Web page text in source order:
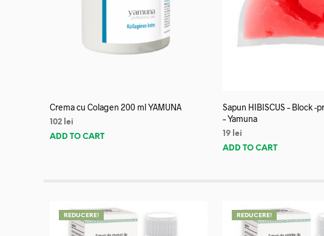
Crema cu Colagen 200 ml YAMUNA
102 lei
ADD TO CART
Sapun HIBISCUS – Block -
– Yamuna
19 lei
ADD TO CART
REDUCERE! REDUCERE!